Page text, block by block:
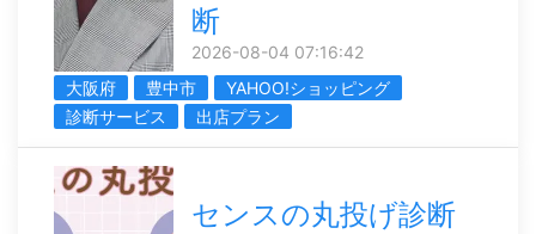
断
2026-08-04 07:16:42
大阪府
豊中市
YAHOO!ショッピング
診断サービス
出店プラン
センスの丸投げ診断